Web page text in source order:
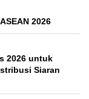
2026
2026 untuk
Siaran